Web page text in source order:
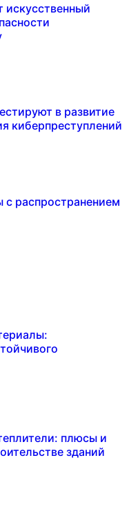
искусственный
в развитие
киберпреступлений
распространением
плюсы и
зданий